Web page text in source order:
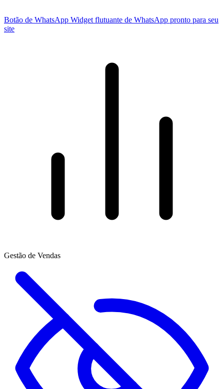
Botão de WhatsApp Widget flutuante de WhatsApp pronto para seu
site
Gestão de Vendas